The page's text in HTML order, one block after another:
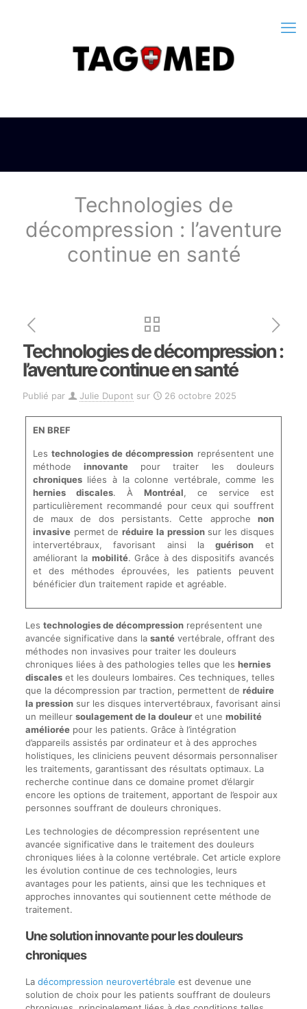
Technologies de
décompression : l’aventure
continue en santé
Technologies de décompression :
l’aventure continue en santé
Publié par Julie Dupont sur 26 octobre 2025
EN BREF
Lestechnologies de décompression représentent une
méthodeinnovante pour traiter les douleurs
chroniquesliées à la colonne vertébrale, comme les
hernies discales. À Montréal, ce service est
particulièrement recommandé pour ceux qui souffrent
de maux de dos persistants. Cette approche non
invasivepermet deréduire la pressionsur les disques
intervertébraux, favorisant ainsi laguérison et
améliorant la mobilité. Grâce à des dispositifs avancés
et des méthodes éprouvées, les patients peuvent
bénéficier d’un traitement rapide et agréable.
Les technologies de décompressionreprésentent une
avancée significative dans la santévertébrale, offrant des
méthodes non invasives pour traiter les douleurs
chroniques liées à des pathologies telles que les hernies
discaleset les douleurs lombaires. Ces techniques, telles
que la décompression par traction, permettent de réduire
la pressionsur les disques intervertébraux, favorisant ainsi
un meilleur soulagement de la douleuret une mobilité
amélioréepour les patients. Grâce à l’intégration
d’appareils assistés par ordinateur et à des approches
holistiques, les cliniciens peuvent désormais personnaliser
les traitements, garantissant des résultats optimaux. La
recherche continue dans ce domaine promet d’élargir
encore les options de traitement, apportant de l’espoir aux
personnes souffrant de douleurs chroniques.
Les technologies de décompression représentent une
avancée significative dans le traitement des douleurs
chroniques liées à la colonne vertébrale. Cet article explore
les évolution continue de ces technologies, leurs
avantages pour les patients, ainsi que les techniques et
approches innovantes qui soutiennent cette méthode de
traitement.
Une solution innovante pour les douleurs
chroniques
La décompression neurovertébrale est devenue une
solution de choix pour les patients souffrant de douleurs